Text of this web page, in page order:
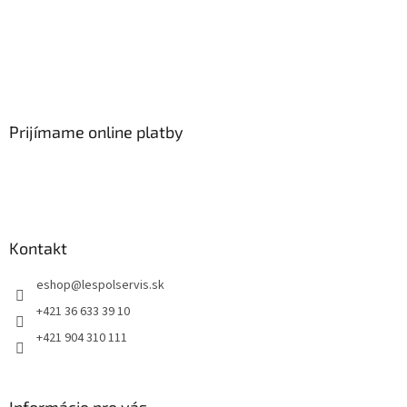
Prijímame online platby
Kontakt
eshop@lespolservis.sk
+421 36 633 39 10
+421 904 310 111